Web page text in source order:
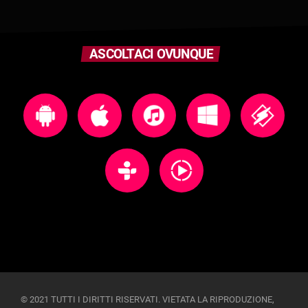
ASCOLTACI OVUNQUE
© 2021 TUTTI I DIRITTI RISERVATI. VIETATA LA RIPRODUZIONE,